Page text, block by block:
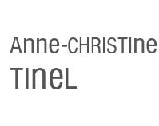
Anne-CHRISTIne
TIneL